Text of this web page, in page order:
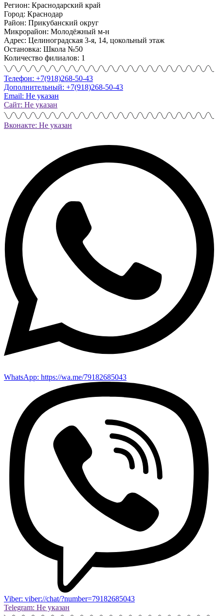
Регион: Краснодарский край
Город: Краснодар
Район: Прикубанский округ
Микрорайон: Молодёжный м-н
Адрес: Целиноградская 3-я, 14, цокольный этаж
Остановка: Школа №50
Количество филиалов: 1
Телефон: +7(918)268-50-43
Дополнительный: +7(918)268-50-43
Email: Не указан
Сайт: Не указан
Вконакте: Не указан
WhatsApp: https://wa.me/79182685043
Viber: viber://chat/?number=79182685043
Telegram: Не указан